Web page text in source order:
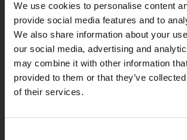
We use cookies to personalise content
provide social media features and to
We also share information about your
our social media, advertising and
may combine it with other information
provided to them or that they’ve
of their services.